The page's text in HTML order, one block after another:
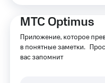
МТС Optimus
Приложение, которое
в понятные заметки.
вас запомнит